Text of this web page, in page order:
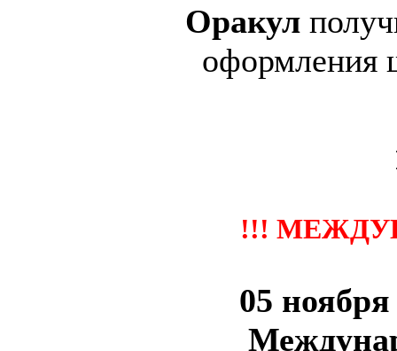
Оракул
оформления
!!!
05 ноября